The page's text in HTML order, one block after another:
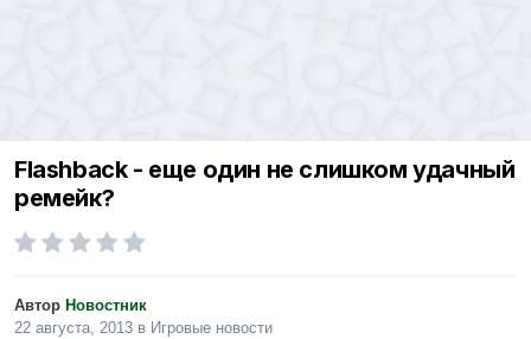
Flashback - еще один не слишком удачный
ремейк?
Автор Новостник
22 августа, 2013 в Игровые новости